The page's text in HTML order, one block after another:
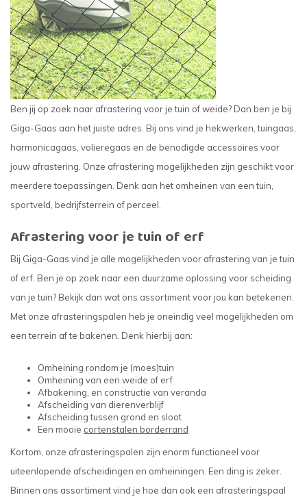
Ben jij op zoek naar afrastering voor je tuin of weide? Dan ben je bij
Giga-Gaas aan het juiste adres. Bij ons vind je hekwerken, tuingaas,
harmonicagaas, volieregaas en de benodigde accessoires voor
jouw afrastering. Onze afrastering mogelijkheden zijn geschikt voor
meerdere toepassingen. Denk aan het omheinen van een tuin,
sportveld, bedrijfsterrein of perceel.
Afrastering voor je tuin of erf
Bij Giga-Gaas vind je alle mogelijkheden voor afrastering van je tuin
of erf. Ben je op zoek naar een duurzame oplossing voor scheiding
van je tuin? Bekijk dan wat ons assortiment voor jou kan betekenen.
Met onze afrasteringspalen heb je oneindig veel mogelijkheden om
een terrein af te bakenen. Denk hierbij aan:
Omheining rondom je (moes)tuin
Omheining van een weide of erf
Afbakening, en constructie van veranda
Afscheiding van dierenverblijf
Afscheiding tussen grond en sloot
Een mooie cortenstalen borderrand
Kortom, onze afrasteringspalen zijn enorm functioneel voor
uiteenlopende afscheidingen en omheiningen. Een ding is zeker.
Binnen ons assortiment vind je hoe dan ook een afrasteringspaal